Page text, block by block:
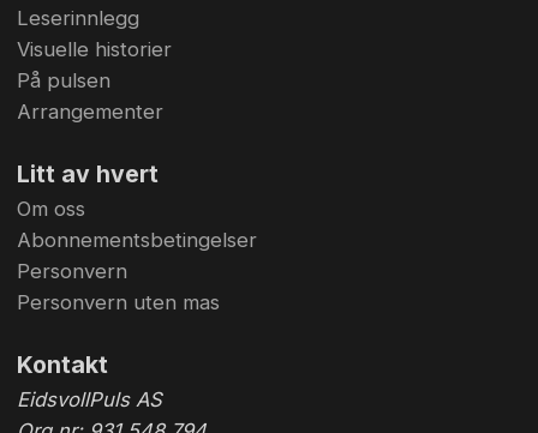
Leserinnlegg
Visuelle historier
På pulsen
Arrangementer
Litt av hvert
Om oss
Abonnementsbetingelser
Personvern
Personvern uten mas
Kontakt
EidsvollPuls AS